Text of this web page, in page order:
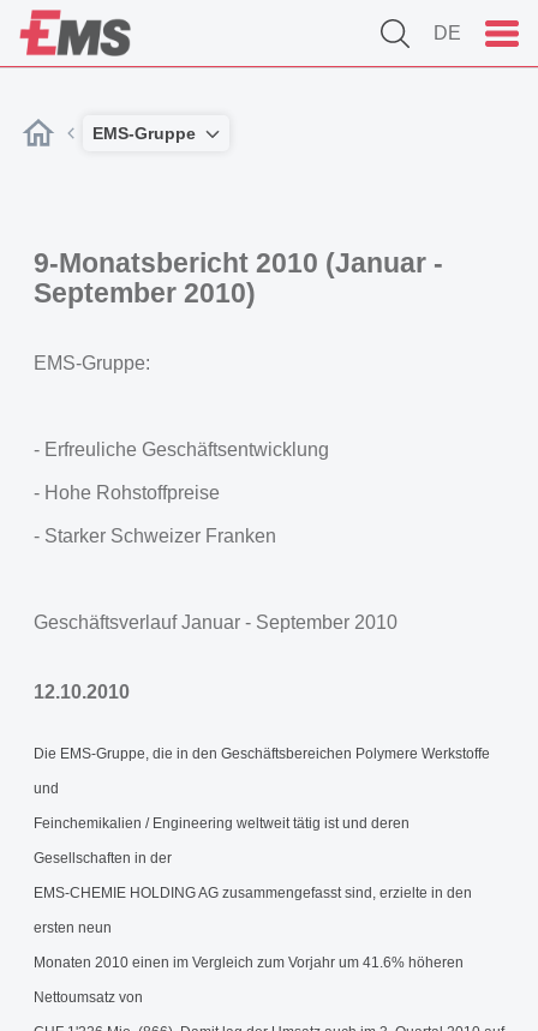
DE
EMS-Gruppe
9-Monatsbericht 2010 (Januar -
September 2010)
EMS-Gruppe:
- Erfreuliche Geschäftsentwicklung
- Hohe Rohstoffpreise
- Starker Schweizer Franken
Geschäftsverlauf Januar - September 2010
12.10.2010
Die EMS-Gruppe, die in den Geschäftsbereichen Polymere Werkstoffe
und
Feinchemikalien / Engineering weltweit tätig ist und deren
Gesellschaften in der
EMS-CHEMIE HOLDING AG zusammengefasst sind, erzielte in den
ersten neun
Monaten 2010 einen im Vergleich zum Vorjahr um 41.6% höheren
Nettoumsatz von